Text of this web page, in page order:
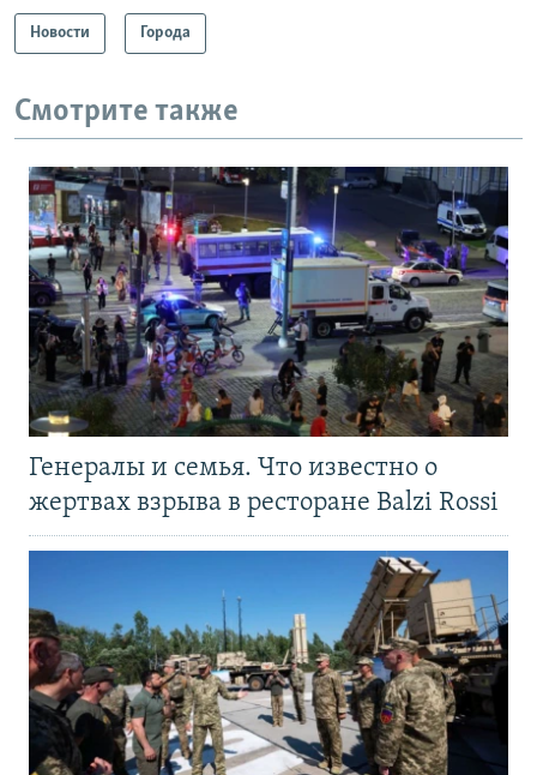
Новости Города
Смотрите также
Генералы и семья. Что известно о
жертвах взрыва в ресторане Balzi Rossi